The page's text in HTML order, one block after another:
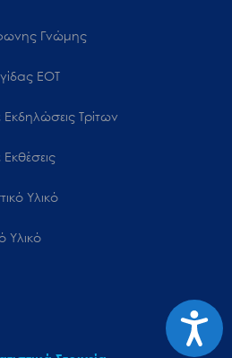
Γνώμης
ΕΟΤ
Τρίτων
Υλικό
Υλικό